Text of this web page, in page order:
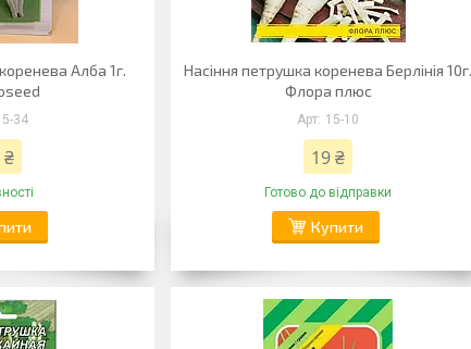
Алба 1г.
34
₴
Насіння петрушка коренева Берлінія 10г.
Флора плюс
15-10
19 ₴
Готово до відправки
Купити